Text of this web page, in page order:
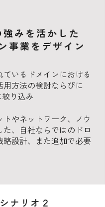
強みを活かした
事業をデザイン
ているドメインにおける
用方法の検討ならびに
り込み
トやネットワーク、ノウ
た、自社ならではのドロ
略設計、また追加で必要
シナリオ２